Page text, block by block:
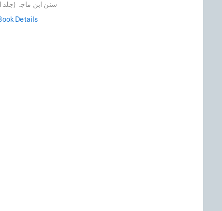
سنن ابن ماجہ (جلد
Details